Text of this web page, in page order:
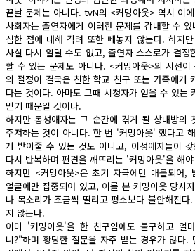
끝날 문제는 아니다. tvN의 <커밍아웃> 역시 이
사회자는 출연자에게 이러한 문제를 감내할 수
심한 점에 대해 격려 또한 빼놓지 않는다. 하지
사실 다시 알릴 수도 없고, 출연자 스스로가 결정
할 수 있는 문제도 아니다. <커밍아웃>의 시선
의 절정이 결국은 친한 학교 친구 또는 가족에게
다는 것이다. 아마도 그때 시청자가 얻을 수 있는
믿기 때문일 것이다.
하지만 동성애자는 그 순간에 겪게 될 상대방의
주저하는 것이 아니다. 한 번 '커밍아웃' 했다고
게 받아줄 수 있는 것도 아니고, 이성애자들이
다시 반복하며 편견을 깨뜨리는 '커밍아웃'을 해
하지만 <커밍아웃>은 초기 자극에만 매몰되어,
얼굴에만 집중되어 있고, 이를 본 커밍아웃 당사
나 목소리가 조금씩 떨리고 평소보다 불안해진
지 않는다.
이미 '커밍아웃'을 한 친구임에도 불구하고
니?"하며 황당한 질문을 자주 받는 경우가 많다.